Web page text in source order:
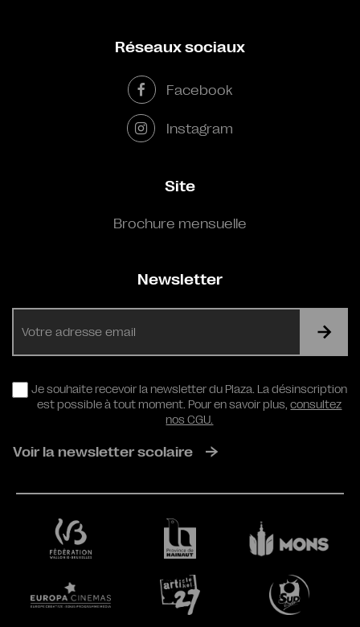
Réseaux sociaux
Facebook
Instagram
Site
Brochure mensuelle
Newsletter
RGPD
Je souhaite recevoir la newsletter du Plaza. La désinscription
est possible à tout moment. Pour en savoir plus,consultez
nos CGU.
Voir la newsletter scolaire